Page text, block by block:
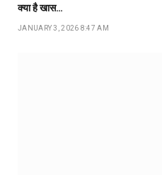
क्या है खास…
JANUARY 3, 2026 8:47 AM